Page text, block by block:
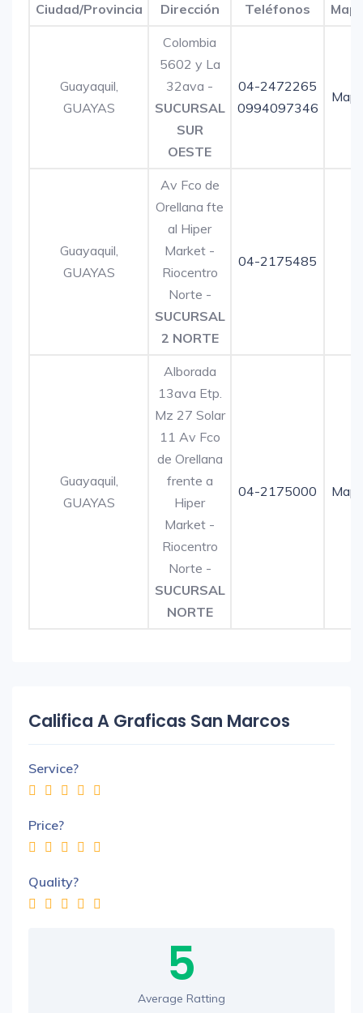
Ciudad/Provincia Dirección Teléfonos
Guayaquil,
GUAYAS
Colombia
5602 y La
32ava -
SUCURSAL
SUR
OESTE
04-2472265
0994097346
Guayaquil,
GUAYAS
Av Fco de
Orellana fte
al Hiper
Market -
Riocentro
Norte -
SUCURSAL
2 NORTE
04-2175485
Guayaquil,
GUAYAS
Alborada
13ava Etp.
Mz 27 Solar
11 Av Fco
de Orellana
frente a
Hiper
Market -
Riocentro
Norte -
SUCURSAL
NORTE
04-2175000
Califica A Graficas San Marcos
Service?
Price?
Quality?
5
Average Ratting